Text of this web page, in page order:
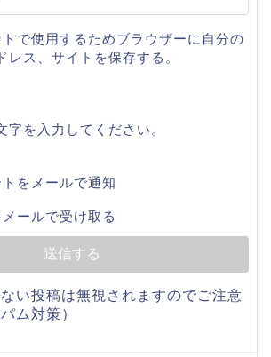
で使用するためブラウザーに自分の
レス、サイトを保存する。
字を入力してください。
をメールで通知
ールで受け取る
い投稿は無視されますのでご注意
ム対策）